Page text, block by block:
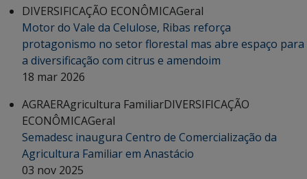
DIVERSIFICAÇÃO ECONÔMICAGeral
Motor do Vale da Celulose, Ribas reforça
protagonismo no setor florestal mas abre espaço para
a diversificação com citrus e amendoim
18 mar 2026
AGRAERAgricultura FamiliarDIVERSIFICAÇÃO
ECONÔMICAGeral
Semadesc inaugura Centro de Comercialização da
Agricultura Familiar em Anastácio
03 nov 2025